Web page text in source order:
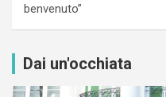
benvenuto”
Dai un'occhiata